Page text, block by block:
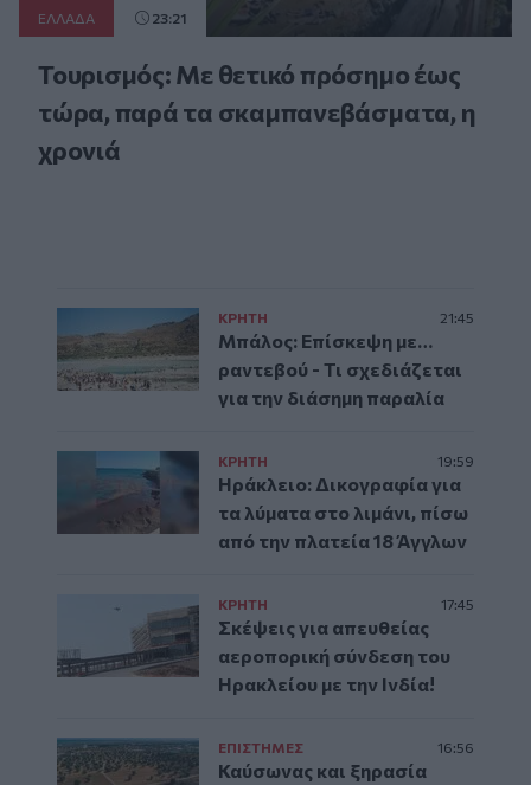
ΕΛΛAΔΑ 23:21
Τουρισμός: Με θετικό πρόσημο έως
τώρα, παρά τα σκαμπανεβάσματα, η
χρονιά
ΚΡΗΤΗ 21:45
Μπάλος: Επίσκεψη με…
ραντεβού - Τι σχεδιάζεται
για την διάσημη παραλία
ΚΡΗΤΗ 19:59
Ηράκλειο: Δικογραφία για
τα λύματα στο λιμάνι, πίσω
από την πλατεία 18 Άγγλων
ΚΡΗΤΗ 17:45
Σκέψεις για απευθείας
αεροπορική σύνδεση του
Ηρακλείου με την Ινδία!
ΕΠΙΣΤΗΜΕΣ 16:56
Καύσωνας και ξηρασία